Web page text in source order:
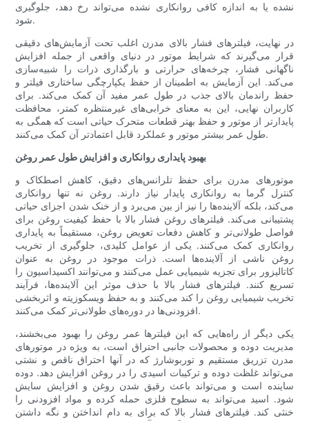
نشده یا به اندازه کافی روانکاری نشده می‌تواند رخ دهد، جلوگیری
شود.
در نهایت، فیلترهای فشار بالای مدرن اغلب تحت آزمایش‌های دقیقی
قرار می‌گیرند که شرایط موتور در دنیای واقعی از جمله افزایش
ناگهانی فشار، چرخه‌های حرارتی و بارگذاری ذرات را شبیه‌سازی
می‌کند. این آزمایش به اطمینان از حفظ یکپارچگی ساختاری فیلتر و
حفظ راندمان بالای جذب در طول عمر مفید آن کمک می‌کند. برای
کاربران نهایی، این به معنای خرابی‌های غیرمنتظره کمتر، محافظت
پایدارتر از موتور و حفظ بهتر قطعات متحرک حیاتی است که همگی به
طول عمر بیشتر موتور و عملکرد قابل اعتمادتر آن کمک می‌کنند.
بهبود پایداری روانکاری و افزایش طول عمر روغن
موتورهای مدرن برای حفظ تلرانس‌های دقیق، کاهش اصطکاک و
کنترل گرما به روانکاری پایدار نیاز دارند. روغن نه تنها روانکاری
می‌کند، بلکه آلاینده‌ها را نیز از بین می‌برد و از خنک شدن اجزای حیاتی
پشتیبانی می‌کند. فیلترهای روغن فشار بالا با حفظ کیفیت روغن برای
فواصل طولانی‌تر و کاهش دفعات تعویض روغن، مستقیماً به پایداری
روانکاری کمک می‌کنند. یکی از عوامل کلیدی، جلوگیری از تخریب
روغن ناشی از آلاینده‌ها است. ذرات موجود در روغن به عنوان
کاتالیزور برای تجزیه شیمیایی عمل می‌کنند و می‌توانند اکسیداسیون را
تسریع کنند. فیلترهای فشار بالا با حذف موثر این آلاینده‌ها، فرآیند
تخریب شیمیایی روغن را کند می‌کنند و به حفظ ویسکوزیته و اثربخشی
افزودنی‌ها در دوره‌های طولانی‌تر کمک می‌کنند.
یکی دیگر از راه‌هایی که این فیلترها عمر روغن را بهبود می‌بخشند،
مدیریت دوده و محصولات جانبی احتراق است، به ویژه در موتورهای
مدرن تزریق مستقیم و توربوشارژ که در آنها احتراق ناقص و نشتی
می‌تواند غلظت دوده و ترکیبات اسیدی را در روغن افزایش دهد. دوده
ساینده است و می‌تواند باعث رقیق شدن روغن و افزایش سایش
شود. اسید می‌تواند به سطوح فلزی حمله کرده و مواد افزودنی را
خنثی کند. فیلترهای فشار بالا که برای به دام انداختن و نگه داشتن